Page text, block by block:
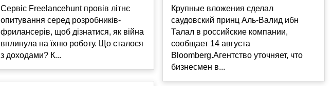
Сервіс Freelancehunt провів літнє
опитування серед розробників-
фрилансерів, щоб дізнатися, як війна
вплинула на їхню роботу. Що сталося
з доходами? К...
Крупные вложения сделал
саудовский принц Аль-Валид ибн
Талал в российские компании,
сообщает 14 августа
Bloomberg.Агентство уточняет, что
бизнесмен в...